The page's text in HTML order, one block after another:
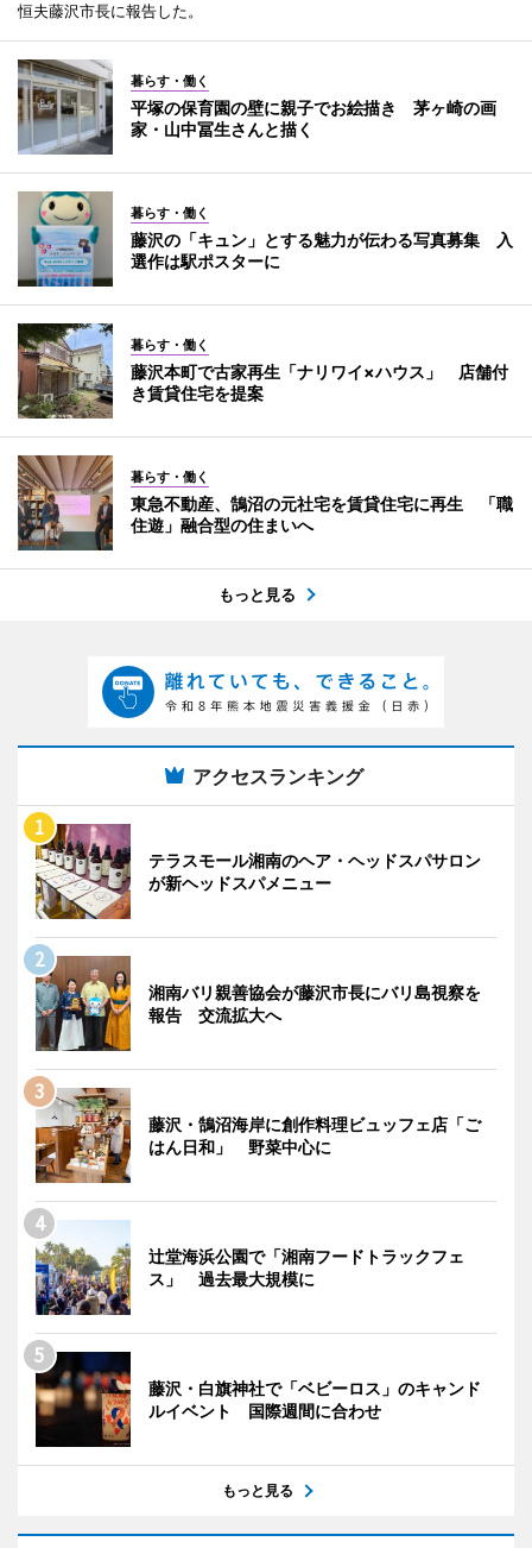
恒夫藤沢市長に報告した。
暮らす・働く
平塚の保育園の壁に親子でお絵描き 茅ヶ崎の画
家・山中冨生さんと描く
暮らす・働く
藤沢の「キュン」とする魅力が伝わる写真募集 入
選作は駅ポスターに
暮らす・働く
藤沢本町で古家再生「ナリワイ×ハウス」 店舗付
き賃貸住宅を提案
暮らす・働く
東急不動産、鵠沼の元社宅を賃貸住宅に再生 「職
住遊」融合型の住まいへ
もっと見る
アクセスランキング
テラスモール湘南のヘア・ヘッドスパサロン
が新ヘッドスパメニュー
湘南バリ親善協会が藤沢市長にバリ島視察を
報告 交流拡大へ
藤沢・鵠沼海岸に創作料理ビュッフェ店「ご
はん日和」 野菜中心に
辻堂海浜公園で「湘南フードトラックフェ
ス」 過去最大規模に
藤沢・白旗神社で「ベビーロス」のキャンド
ルイベント 国際週間に合わせ
もっと見る